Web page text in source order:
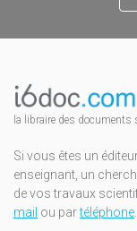
la libraire des documents
Si vous êtes un
enseignant, un
de vos travaux
mail ou partéléphone